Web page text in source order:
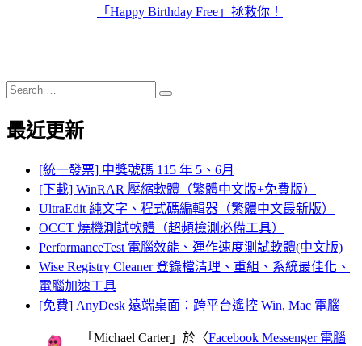
「Happy Birthday Free」拯救你！
Search
for:
Search
最近更新
[統一發票] 中獎號碼 115 年 5、6月
[下載] WinRAR 壓縮軟體（繁體中文版+免費版）
UltraEdit 純文字、程式碼編輯器（繁體中文最新版）
OCCT 燒機測試軟體（超頻檢測必備工具）
PerformanceTest 電腦效能、運作速度測試軟體(中文版)
Wise Registry Cleaner 登錄檔清理、重組、系統最佳化、
電腦加速工具
[免費] AnyDesk 遠端桌面：跨平台遙控 Win, Mac 電腦
「 Michael Carter」於〈Facebook Messenger 電腦